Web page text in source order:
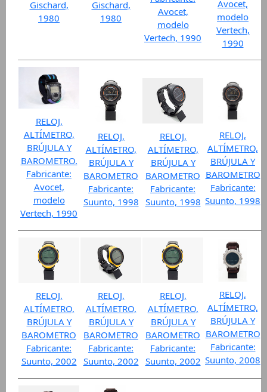
Gischard,
1980
Gischard,
1980
Avocet,
modelo
Vertech, 1990
Avocet,
modelo
Vertech,
1990
RELOJ,
ALTÍMETRO,
BRÚJULA Y
BAROMETRO.
Fabricante:
Avocet,
modelo
Vertech, 1990
RELOJ,
ALTÍMETRO,
BRÚJULA Y
BAROMETRO
Fabricante:
Suunto, 1998
RELOJ,
ALTÍMETRO,
BRÚJULA Y
BAROMETRO
Fabricante:
Suunto, 1998
RELOJ,
ALTÍMETRO,
BRÚJULA Y
BAROMETRO
Fabricante:
Suunto, 1998
RELOJ,
ALTÍMETRO,
BRÚJULA Y
BAROMETRO
Fabricante:
Suunto, 2002
RELOJ,
ALTÍMETRO,
BRÚJULA Y
BAROMETRO
Fabricante:
Suunto, 2002
RELOJ,
ALTÍMETRO,
BRÚJULA Y
BAROMETRO
Fabricante:
Suunto, 2002
RELOJ,
ALTÍMETRO,
BRÚJULA Y
BAROMETRO
Fabricante:
Suunto, 2008